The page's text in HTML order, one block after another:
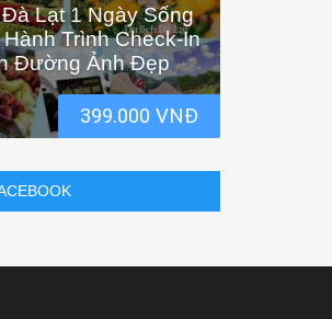
Lạt 1 Ngày Sống
Trình Check-In
Đường Ảnh Đẹp
399.000 VNĐ